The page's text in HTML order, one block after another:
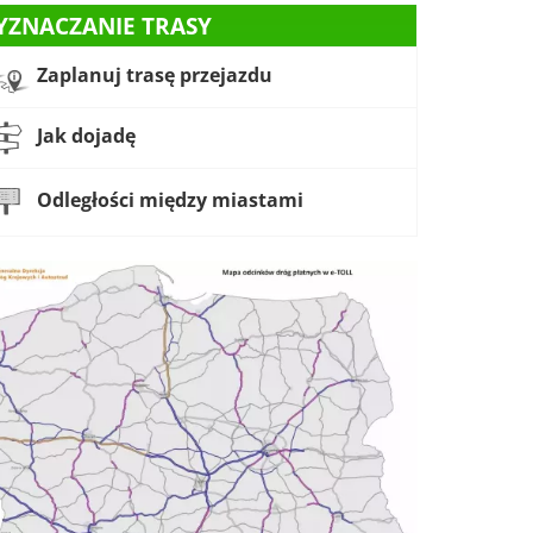
TRASY
Zaplanuj trasę przejazdu
Jak dojadę
Odległości między miastami